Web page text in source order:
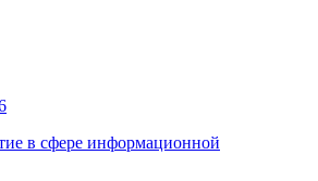
в сфере информационной